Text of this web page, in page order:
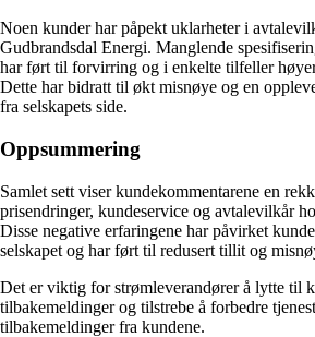
Noen kunder har påpekt uklarheter i
Gudbrandsdal Energi. Manglende
har ført til forvirring og i enkelte tilfeller
Dette har bidratt til økt misnøye og en
fra selskapets side.
Oppsummering
Samlet sett viser kundekommentarene en
prisendringer, kundeservice og avtalevilkår
Disse negative erfaringene har påvirket
selskapet og har ført til redusert tillit og
Det er viktig for strømleverandører å lytte til
tilbakemeldinger og tilstrebe å forbedre
tilbakemeldinger fra kundene.